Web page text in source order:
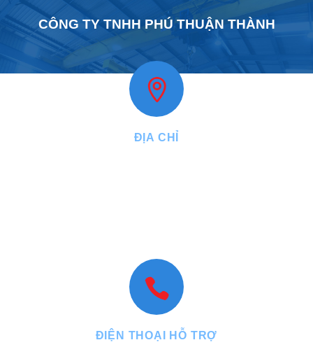
CÔNG TY TNHH PHÚ THUẬN THÀNH
ĐỊA CHỈ
ĐIỆN THOẠI HỖ TRỢ